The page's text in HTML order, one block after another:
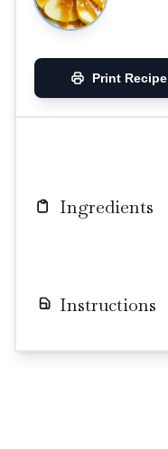
Print Recipe
Ingredients
Instructions